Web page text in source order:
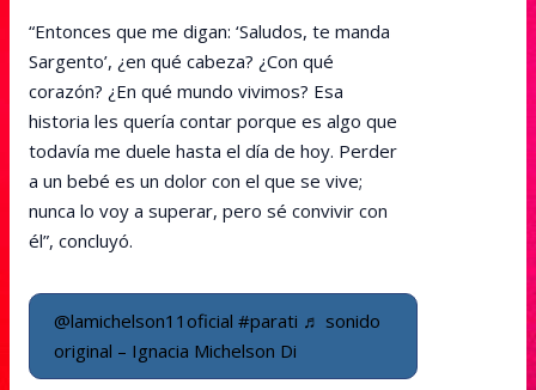
“Entonces que me digan: ‘Saludos, te manda
Sargento’, ¿en qué cabeza? ¿Con qué
corazón? ¿En qué mundo vivimos? Esa
historia les quería contar porque es algo que
todavía me duele hasta el día de hoy. Perder
a un bebé es un dolor con el que se vive;
nunca lo voy a superar, pero sé convivir con
él”, concluyó.
@lamichelson11oficial #parati ♬ sonido
original – Ignacia Michelson Di